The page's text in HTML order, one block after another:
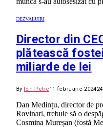
DEZVALUIRI
Director din
plătească
miliarde de lei
By Ion Petre11 februarie 2024
Dan Medințu, director de
Rovinari, trebuie să o
Cosmina Mureșan (fostă